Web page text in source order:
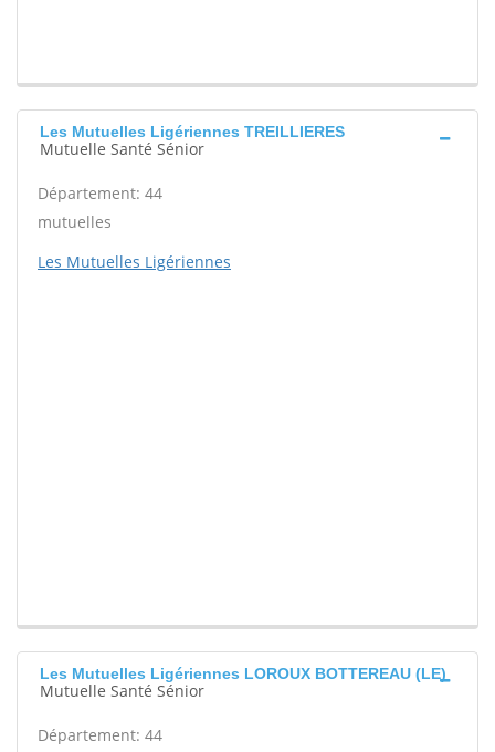
Les Mutuelles Ligériennes TREILLIERES
Mutuelle Santé Sénior
Département: 44
mutuelles
Les Mutuelles Ligériennes
Les Mutuelles Ligériennes LOROUX BOTTEREAU (LE)
Mutuelle Santé Sénior
Département: 44